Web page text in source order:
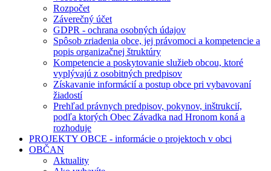
Rozpočet
Záverečný účet
GDPR - ochrana osobných údajov
Spôsob zriadenia obce, jej právomoci a kompetencie a
popis organizačnej štruktúry
Kompetencie a poskytovanie služieb obcou, ktoré
vyplývajú z osobitných predpisov
Získavanie informácií a postup obce pri vybavovaní
žiadostí
Prehľad právnych predpisov, pokynov, inštrukcií,
podľa ktorých Obec Závadka nad Hronom koná a
rozhoduje
PROJEKTY OBCE - informácie o projektoch v obci
OBČAN
Aktuality